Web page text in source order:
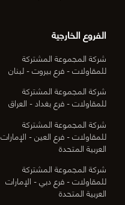
الفروع الخارجية
شركة المجموعة المشتركة
للمقاولات - فرع بيروت - لبنان
شركة المجموعة المشتركة
للمقاولات - فرع بغداد - العراق
شركة المجموعة المشتركة
للمقاولات - فرع العين - الإمارات
العربية المتحدة
شركة المجموعة المشتركة
للمقاولات - فرع دبي - الإمارات
العربية المتحدة